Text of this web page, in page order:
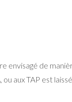
envisagé de
aux TAP est